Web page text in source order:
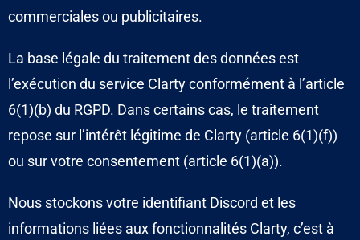
commerciales ou publicitaires.
La base légale du traitement des données est
l’exécution du service Clarty conformément à l’article
6(1)(b) du RGPD. Dans certains cas, le traitement
repose sur l’intérêt légitime de Clarty (article 6(1)(f))
ou sur votre consentement (article 6(1)(a)).
Nous stockons votre identifiant Discord et les
informations liées aux fonctionnalités Clarty, c’est à